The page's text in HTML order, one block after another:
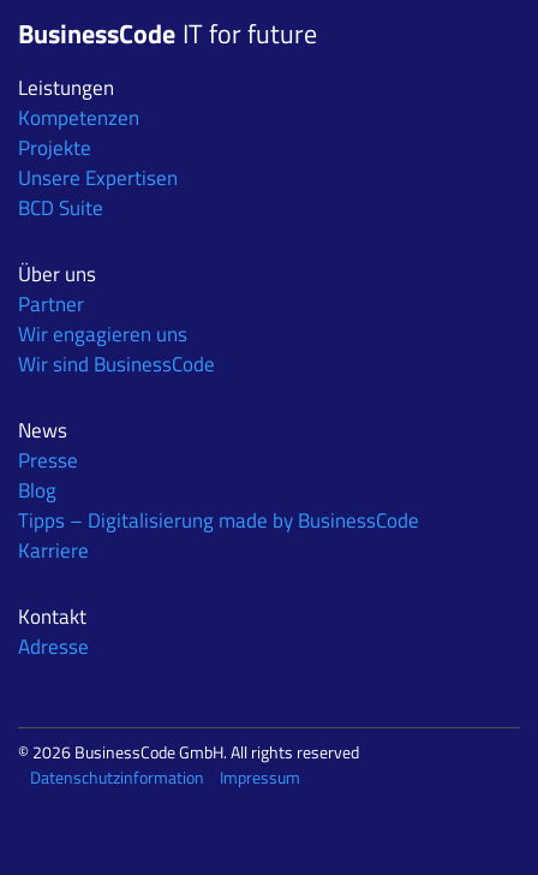
BusinessCode IT for future
Leistungen
Kompetenzen
Projekte
Unsere Expertisen
BCD Suite
Über uns
Partner
Wir engagieren uns
Wir sind BusinessCode
News
Presse
Blog
Tipps – Digitalisierung made by BusinessCode
Karriere
Kontakt
Adresse
© 2026 BusinessCode GmbH. All rights reserved
Datenschutzinformation
Impressum